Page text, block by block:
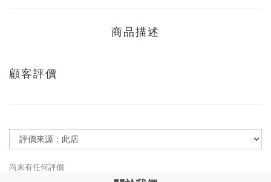
商品描述
顧客評價
尚未有任何評價